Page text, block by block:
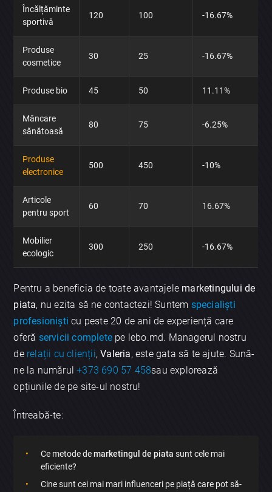
Încălțăminte
sportivă
120 100 -16.67%
Produse
cosmetice
30 25 -16.67%
Produse bio 45 50 11.11%
Mâncare
sănătoasă
80 75 -6.25%
Produse
electronice
500 450 -10%
Articole
pentru sport
60 70 16.67%
Mobilier
ecologic
300 250 -16.67%
Pentru a beneficia de toate avantajele marketingului de
piata, nu ezita să ne contactezi! Suntem specialiști
profesioniști cu peste 20 de ani de experiență care
oferă servicii complete pe lebo.md. Managerul nostru
de relații cu clienții,Valeria, este gata să te ajute. Sună-
ne la numărul+373 690 57 458sau explorează
opțiunile de pe site-ul nostru!
Întreabă-te:
Ce metode demarketingul de piata sunt cele mai
eficiente?
Cine sunt cei mai mari influenceri pe piață care pot să-